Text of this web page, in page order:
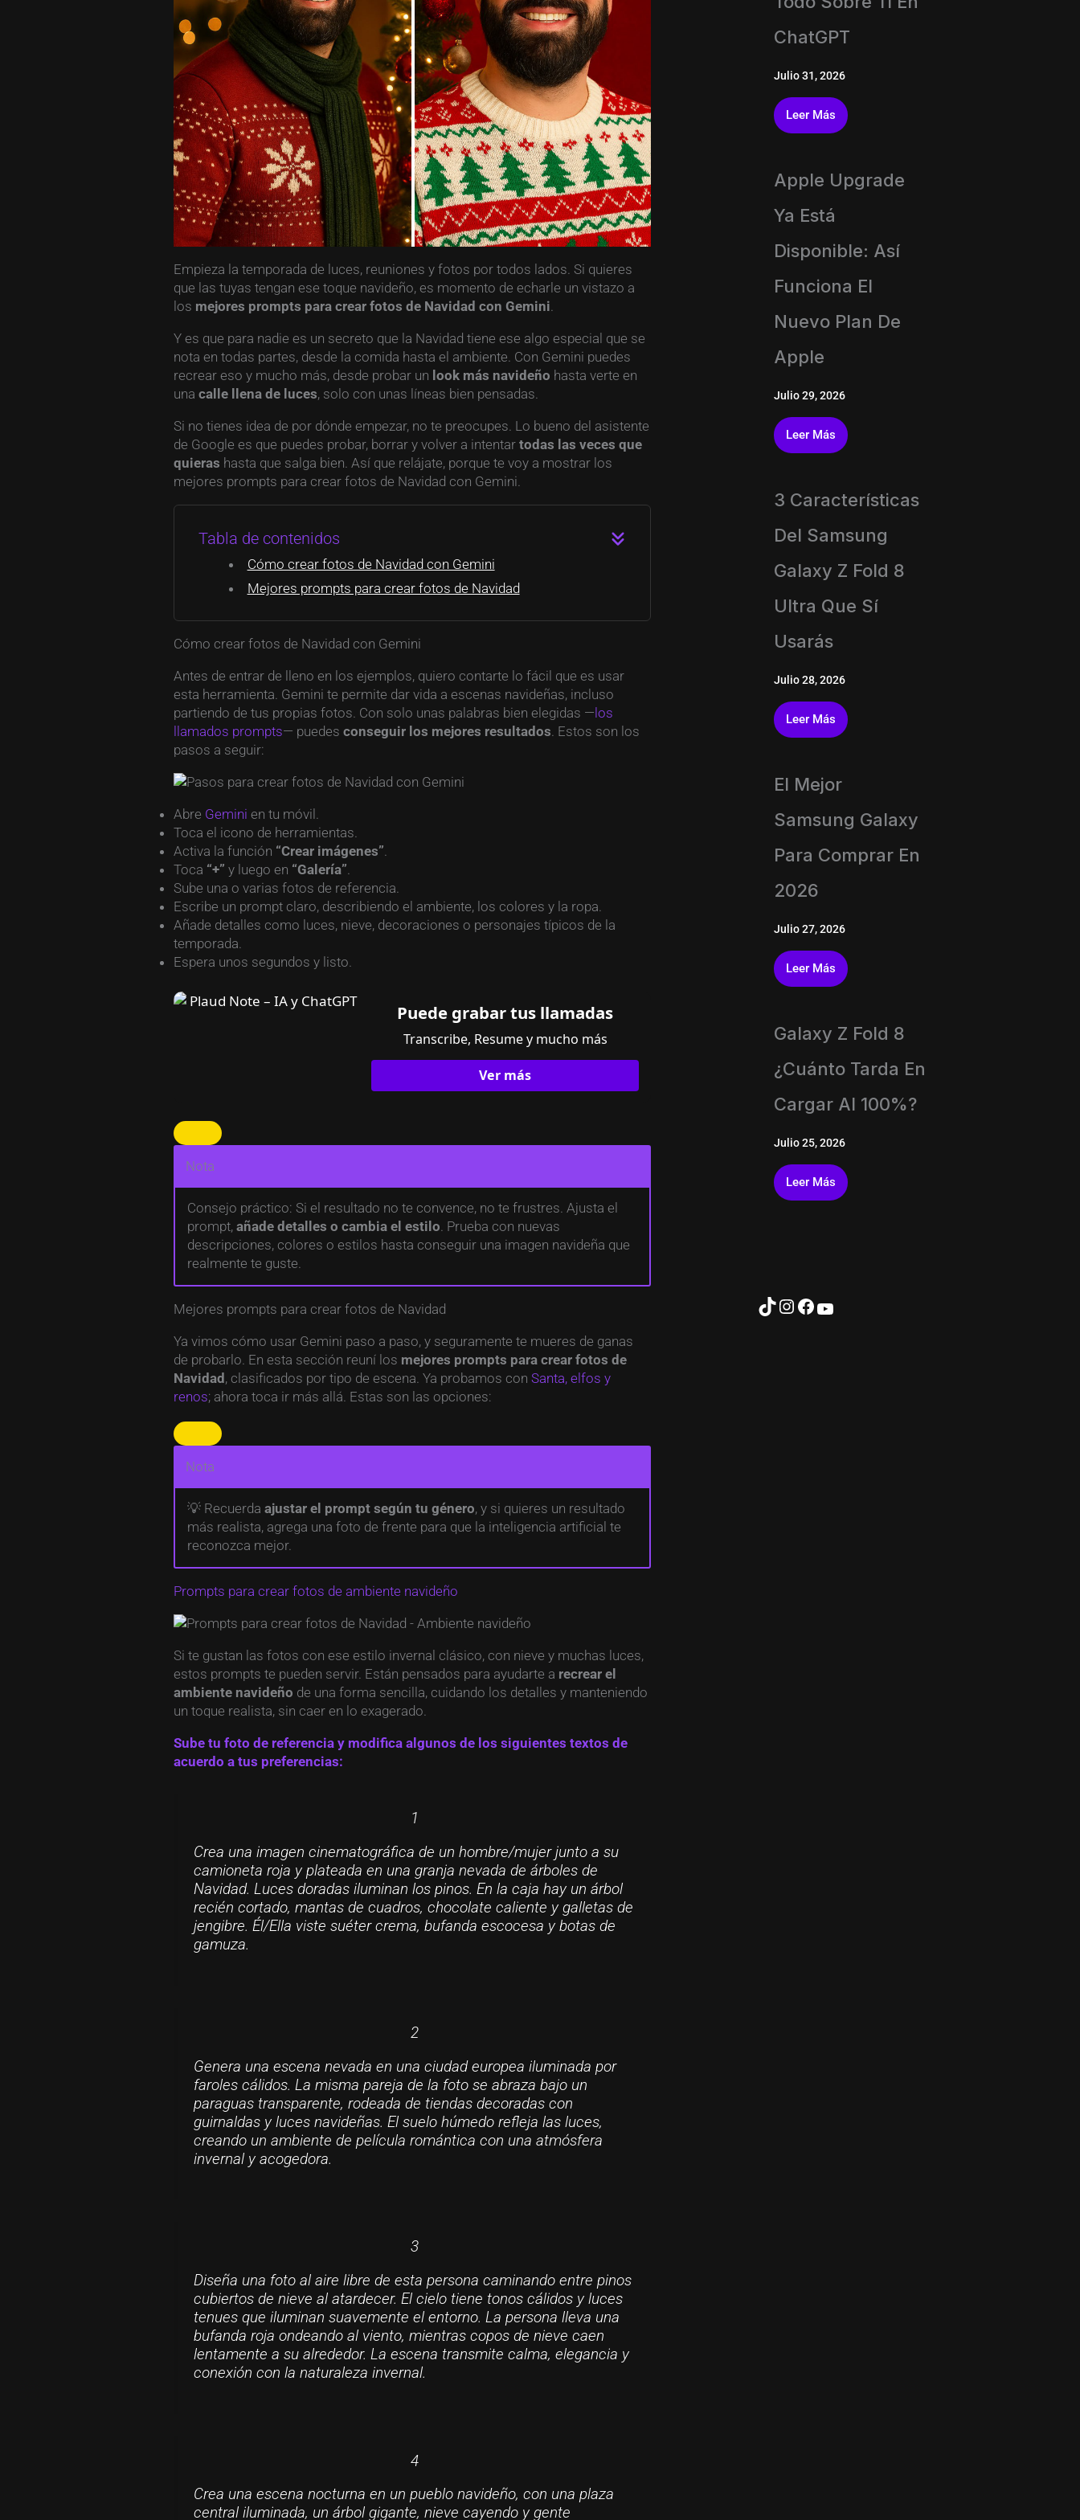
Empieza la temporada de luces, reuniones y fotos por todos lados. Si quieres
que las tuyas tengan ese toque navideño, es momento de echarle un vistazo a
los mejores prompts para crear fotos de Navidad con Gemini
Y es que para nadie es un secreto que la Navidad tiene ese algo especial que se
nota en todas partes, desde la comida hasta el ambiente. Con Gemini puedes
recrear eso y mucho más, desde probar un look más navideño hasta verte en
unacalle llena de luces, solo con unas líneas bien pensadas.
Si no tienes idea de por dónde empezar, no te preocupes. Lo bueno del asistente
de Google es que puedes probar, borrar y volver a intentartodas las veces que
quieras hasta que salga bien. Así que relájate, porque te voy a mostrar los
mejores prompts para crear fotos de Navidad con Gemini.
Tabla de contenidos
Cómo crear fotos de Navidad con Gemini
Mejores prompts para crear fotos de Navidad
Cómo crear fotos de Navidad con Gemini
Antes de entrar de lleno en los ejemplos, quiero contarte lo fácil que es usar
esta herramienta. Gemini te permite dar vida a escenas navideñas, incluso
partiendo de tus propias fotos. Con solo unas palabras bien elegidas —los
llamados prompts— puedesconseguir los mejores resultados . Estos son los
pasos a seguir:
Abre Gemini en tu móvil.
Toca el icono de herramientas.
Activa la función “Crear imágenes”
Toca “+” y luego en “Galería”
Sube una o varias fotos de referencia.
Escribe un prompt claro, describiendo el ambiente, los colores y la ropa.
Añade detalles como luces, nieve, decoraciones o personajes típicos de la
temporada.
Espera unos segundos y listo.
Puede grabar tus llamadas
Transcribe, Resume y mucho más
Ver más
Nota
Consejo práctico: Si el resultado no te convence, no te frustres. Ajusta el
prompt,añade detalles o cambia el estilo. Prueba con nuevas
descripciones, colores o estilos hasta conseguir una imagen navideña que
realmente te guste.
Mejores prompts para crear fotos de Navidad
Ya vimos cómo usar Gemini paso a paso, y seguramente te mueres de ganas
de probarlo. En esta sección reuní los mejores prompts para crear fotos de
Navidad , clasificados por tipo de escena. Ya probamos conSanta, elfos y
renos; ahora toca ir más allá. Estas son las opciones:
Nota
💡 Recuerdaajustar el prompt según tu género, y si quieres un resultado
más realista, agrega una foto de frente para que la inteligencia artificial te
reconozca mejor.
Prompts para crear fotos de ambiente navideño
Si te gustan las fotos con ese estilo invernal clásico, con nieve y muchas luces,
estos prompts te pueden servir. Están pensados para ayudarte a recrear el
ambiente navideño de una forma sencilla, cuidando los detalles y manteniendo
un toque realista, sin caer en lo exagerado.
Sube tu foto de referencia y modifica algunos de los siguientes textos de
acuerdo a tus preferencias:
1
Crea una imagen cinematográfica de un hombre/mujer junto a su
camioneta roja y plateada en una granja nevada de árboles de
Navidad. Luces doradas iluminan los pinos. En la caja hay un árbol
recién cortado, mantas de cuadros, chocolate caliente y galletas de
jengibre. Él/Ella viste suéter crema, bufanda escocesa y botas de
gamuza.
2
Genera una escena nevada en una ciudad europea iluminada por
faroles cálidos. La misma pareja de la foto se abraza bajo un
paraguas transparente, rodeada de tiendas decoradas con
guirnaldas y luces navideñas. El suelo húmedo refleja las luces,
creando un ambiente de película romántica con una atmósfera
invernal y acogedora.
3
Diseña una foto al aire libre de esta persona caminando entre pinos
cubiertos de nieve al atardecer. El cielo tiene tonos cálidos y luces
tenues que iluminan suavemente el entorno. La persona lleva una
bufanda roja ondeando al viento, mientras copos de nieve caen
lentamente a su alrededor. La escena transmite calma, elegancia y
conexión con la naturaleza invernal.
4
Crea una escena nocturna en un pueblo navideño, con una plaza
central iluminada, un árbol gigante, nieve cayendo y gente
ChatGPT
Julio 31, 2026
Leer Más
Apple Upgrade
Ya Está
Disponible: Así
Funciona El
Nuevo Plan De
Apple
Julio 29, 2026
Leer Más
3 Características
Del Samsung
Galaxy Z Fold 8
Ultra Que Sí
Usarás
Julio 28, 2026
Leer Más
El Mejor
Samsung Galaxy
Para Comprar En
2026
Julio 27, 2026
Leer Más
Galaxy Z Fold 8
¿Cuánto Tarda En
Cargar Al 100%?
Julio 25, 2026
Leer Más